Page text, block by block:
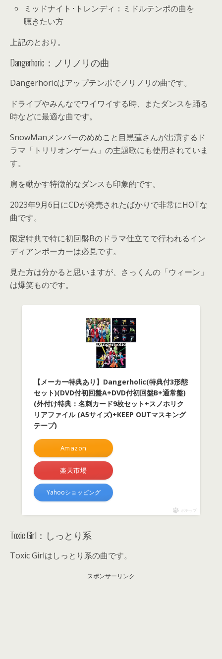
ミッドナイト･トレンディ：ミドルテンポの曲を
聴きたい方
上記のとおり。
Dangerhoric：ノリノリの曲
Dangerhoricはアップテンポでノリノリの曲です。
ドライブやみんなでワイワイする時、またダンスを踊る
時などに最適な曲です。
SnowManメンバーのめめこと目黒蓮さんが出演するド
ラマ「トリリオンゲーム」の主題歌にも使用されていま
す。
肩を動かす特徴的なダンスも印象的です。
2023年9月6日にCDが発売されたばかりで非常にHOTな
曲です。
限定特典で特に初回盤Bのドラマ仕立てで行われるイン
ディアンポーカーは必見です。
見た方は分かると思いますが、さっくんの「ウィーン」
は爆笑ものです。
【メーカー特典あり】Dangerholic(特典付3形態
セット)(DVD付初回盤A+DVD付初回盤B+通常盤)
(外付け特典：名刺カード9枚セット+スノホリク
リアファイル (A5サイズ)+KEEP OUTマスキング
テープ)
Amazon
楽天市場
Yahooショッピング
ポチップ
Toxic Girl：しっとり系
Toxic Girlはしっとり系の曲です。
スポンサーリンク